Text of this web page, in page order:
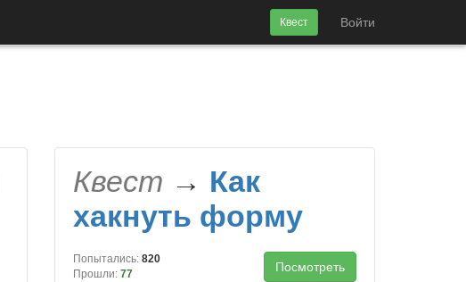
Квест Войти
Квест → Как
хакнуть форму
Попытались: 820
Прошли: 77 Посмотреть